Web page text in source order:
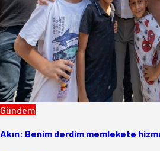
Gündem
Akın: Benim derdim memlekete